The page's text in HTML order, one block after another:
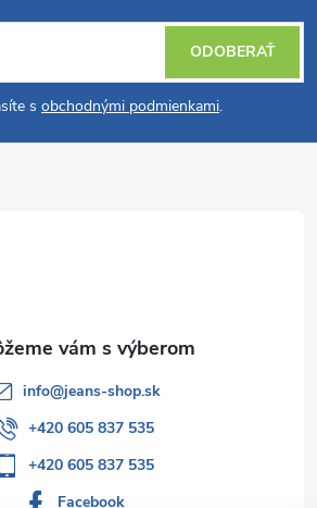
s obchodnými podmienkami.
ODOBERAŤ
info@jeans-shop.sk
+420 605 837 535
+420 605 837 535
Facebook